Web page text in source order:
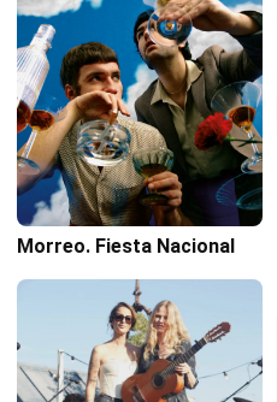
Morreo. Fiesta Nacional